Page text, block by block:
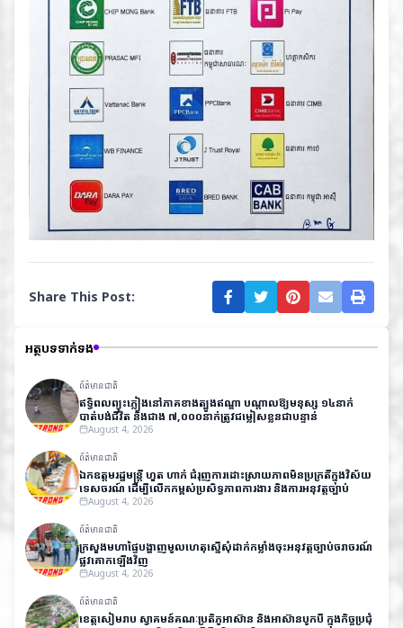
Share This Post:
អត្ថបទទាក់ទង
ព័ត៌មានជាតិ
ឥទ្ធិពលព្យុះភ្លៀងនៅភាគខាងត្បូងឥណ្ឌា បណ្តាលឱ្យមនុស្ស ១៤នាក់
បាត់បង់ជីវិត និងជាង ៧,០០០នាក់ត្រូវជម្លៀសខ្លួនជាបន្ទាន់
August 4, 2026
ព័ត៌មានជាតិ
ឯកឧត្តមរដ្ឋមន្ត្រី ហួត ហាក់ ជំរុញការដោះស្រាយភាពមិនប្រក្រតីក្នុងវិស័យ
ទេសចរណ៍ ដើម្បីលើកកម្ពស់ប្រសិទ្ធភាពការងារ និងការអនុវត្តច្បាប់
August 4, 2026
ព័ត៌មានជាតិ
ក្រសួងមហាផ្ទៃបង្ហាញមូលហេតុស្នើសុំដាក់កម្លាំងចុះអនុវត្តច្បាប់ចរាចរណ៍
ផ្លូវគោកឡើងវិញ
August 4, 2026
ព័ត៌មានជាតិ
ខេត្តសៀមរាប ស្វាគមន៍គណៈប្រតិភូអាស៊ាន និងអាស៊ានបូកបី ក្នុងកិច្ចប្រជុំ